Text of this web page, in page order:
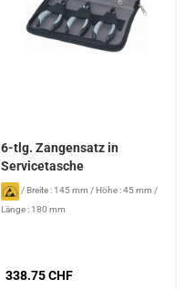
6-tlg. Zangensatz in
Servicetasche
/ Breite : 145 mm / Höhe : 45 mm /
Länge : 180 mm
338.75 CHF